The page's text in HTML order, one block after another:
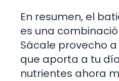
En resumen, el
es una
Sácale provecho
que aporta a tu
nutrientes ahora